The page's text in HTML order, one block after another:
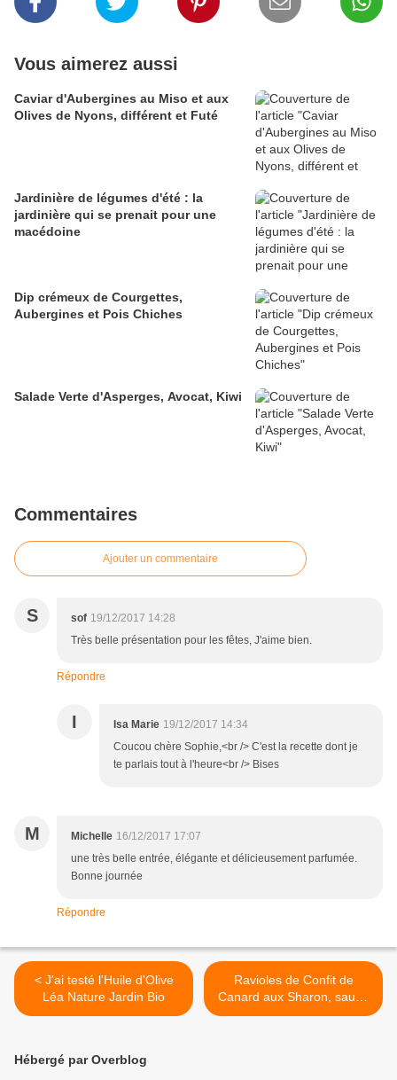
Vous aimerez aussi
Caviar d'Aubergines au Miso et aux
Olives de Nyons, différent et Futé
Jardinière de légumes d'été : la
jardinière qui se prenait pour une
macédoine
Dip crémeux de Courgettes,
Aubergines et Pois Chiches
Salade Verte d'Asperges, Avocat, Kiwi
Commentaires
Ajouter un commentaire
S sof 19/12/2017 14:28
Très belle présentation pour les fêtes, J'aime bien.
Répondre
I Isa Marie 19/12/2017 14:34
Coucou chère Sophie,<br /> C'est la recette dont je
te parlais tout à l'heure<br /> Bises
M Michelle 16/12/2017 17:07
une très belle entrée, élégante et délicieusement parfumée.
Bonne journée
Répondre
< J'ai testé l'Huile d'Olive
Léa Nature Jardin Bio
Ravioles de Confit de
Canard aux Sharon, sauce
acidulée >
Hébergé par Overblog